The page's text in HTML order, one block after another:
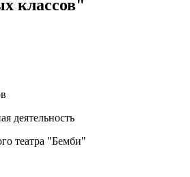
классов"
деятельность
театра "Бемби"